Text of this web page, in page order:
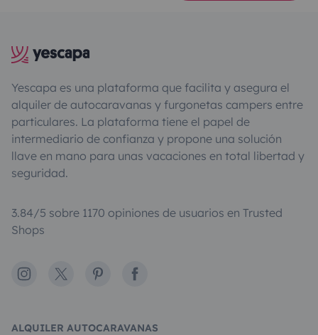
Yescapa es una plataforma que facilita y asegura el
alquiler de autocaravanas y furgonetas campers entre
particulares. La plataforma tiene el papel de
intermediario de confianza y propone una solución
llave en mano para unas vacaciones en total libertad y
seguridad.
3.84/5 sobre 1170 opiniones de usuarios en Trusted
Shops
Instagram
X PinterestFacebook
ALQUILER AUTOCARAVANAS